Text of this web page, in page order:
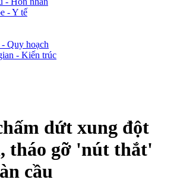
- Y tế
Quy hoạch
- Kiến trúc
dứt xung đột
tháo gỡ 'nút thắt'
cầu